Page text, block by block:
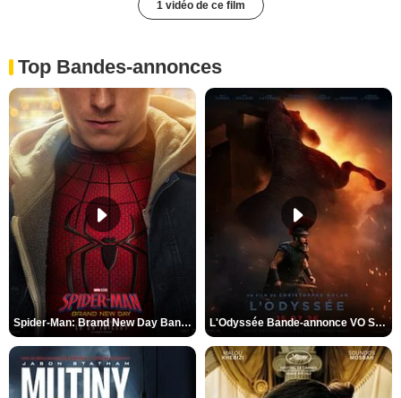
1 vidéo de ce film
Top Bandes-annonces
Spider-Man: Brand New Day Bande-annonce VO STFR L'Odyssée Bande-annonce VO STFR